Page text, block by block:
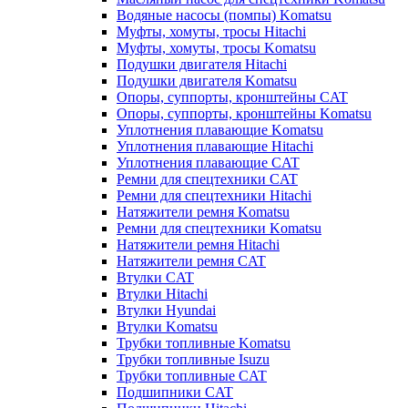
Водяные насосы (помпы) Komatsu
Муфты, хомуты, тросы Hitachi
Муфты, хомуты, тросы Komatsu
Подушки двигателя Hitachi
Подушки двигателя Komatsu
Опоры, суппорты, кронштейны CAT
Опоры, суппорты, кронштейны Komatsu
Уплотнения плавающие Komatsu
Уплотнения плавающие Hitachi
Уплотнения плавающие CAT
Ремни для спецтехники CAT
Ремни для спецтехники Hitachi
Натяжители ремня Komatsu
Ремни для спецтехники Komatsu
Натяжители ремня Hitachi
Натяжители ремня CAT
Втулки CAT
Втулки Hitachi
Втулки Hyundai
Втулки Komatsu
Трубки топливные Komatsu
Трубки топливные Isuzu
Трубки топливные CAT
Подшипники CAT